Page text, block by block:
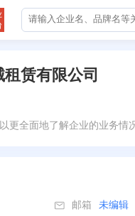
赁有限公司
更全面地了解企业的业务
邮箱 未编辑